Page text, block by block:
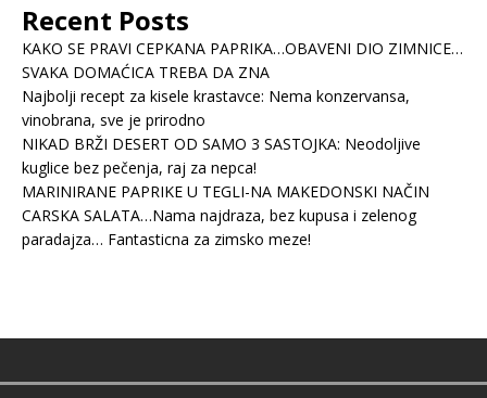
Recent Posts
KAKO SE PRAVI CEPKANA PAPRIKA…OBAVENI DIO ZIMNICE…
SVAKA DOMAĆICA TREBA DA ZNA
Najbolji recept za kisele krastavce: Nema konzervansa,
vinobrana, sve je prirodno
NIKAD BRŽI DESERT OD SAMO 3 SASTOJKA: Neodoljive
kuglice bez pečenja, raj za nepca!
MARINIRANE PAPRIKE U TEGLI-NA MAKEDONSKI NAČIN
CARSKA SALATA…Nama najdraza, bez kupusa i zelenog
paradajza… Fantasticna za zimsko meze!